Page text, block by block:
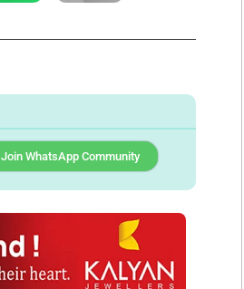
Join WhatsApp Community